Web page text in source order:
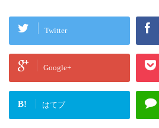
Twitter
Google+
B! はてブ